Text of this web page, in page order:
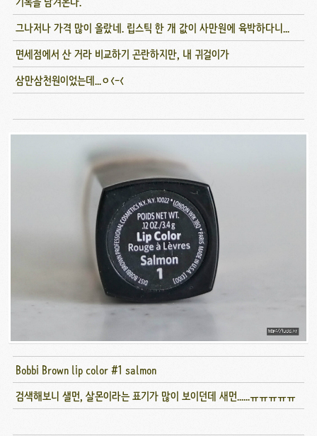
그나저나 가격 많이 올랐네. 립스틱 한 개 값이 사만원에 육박하다니...
면세점에서 산 거라 비교하기 곤란하지만, 내 귀걸이가
삼만삼천원이었는데...ㅇ<-<
Bobbi Brown lip color #1 salmon
검색해보니 샐먼, 살몬이라는 표기가 많이 보이던데 새먼......ㅠㅠㅠㅠㅠ